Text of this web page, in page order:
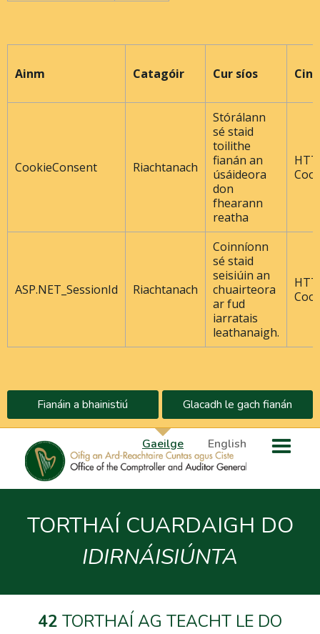
Ainm Catagóir Cur síos
CookieConsent Riachtanach
Stórálann
sé staid
toilithe
fianán an
úsáideora
don
fhearann ​​
reatha
ASP.NET_SessionId Riachtanach
Coinníonn
sé staid
seisiúin an
chuairteora
ar fud
iarratais
leathanaigh.
Fianáin a bhainistiú Glacadh le gach fianán
Gaeilge English
TORTHAÍ CUARDAIGH DO
IDIRNÁISIÚNTA
42 TORTHAÍ AG TEACHT LE DO